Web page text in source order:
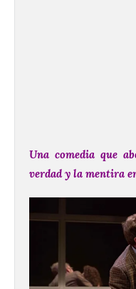
Una comedia que
verdad y la mentira